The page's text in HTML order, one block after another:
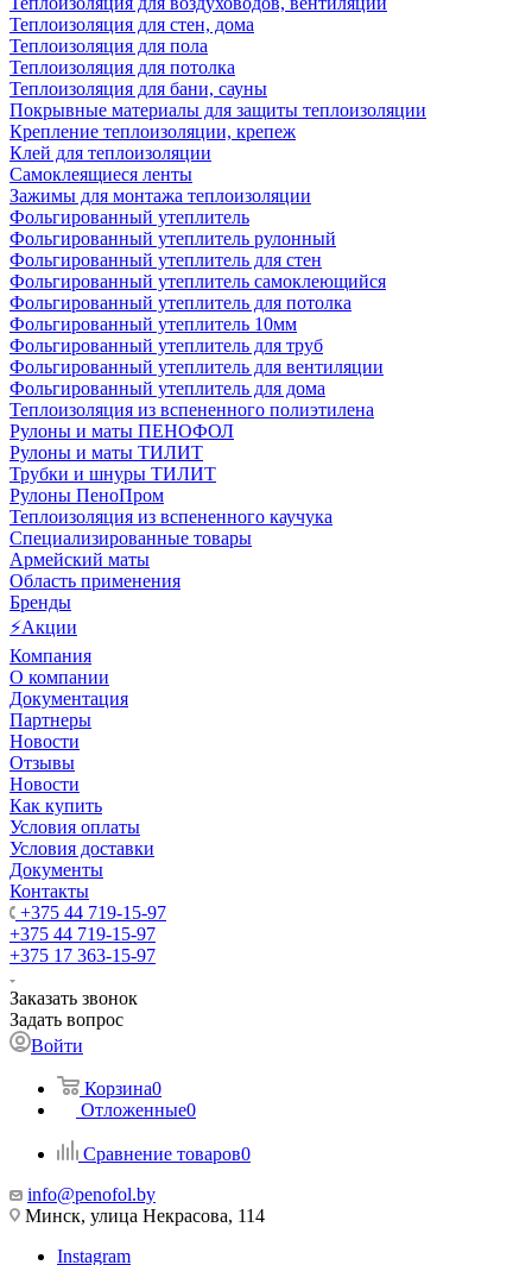
Теплоизоляция для стен, дома
Теплоизоляция для пола
Теплоизоляция для потолка
Теплоизоляция для бани, сауны
Покрывные материалы для защиты теплоизоляции
Крепление теплоизоляции, крепеж
Клей для теплоизоляции
Самоклеящиеся ленты
Зажимы для монтажа теплоизоляции
Фольгированный утеплитель
Фольгированный утеплитель рулонный
Фольгированный утеплитель для стен
Фольгированный утеплитель самоклеющийся
Фольгированный утеплитель для потолка
Фольгированный утеплитель 10мм
Фольгированный утеплитель для труб
Фольгированный утеплитель для вентиляции
Фольгированный утеплитель для дома
Теплоизоляция из вспененного полиэтилена
Рулоны и маты ПЕНОФОЛ
Рулоны и маты ТИЛИТ
Трубки и шнуры ТИЛИТ
Рулоны ПеноПром
Теплоизоляция из вспененного каучука
Специализированные товары
Армейский маты
Область применения
Бренды
⚡Акции
Компания
О компании
Документация
Партнеры
Новости
Отзывы
Новости
Как купить
Условия оплаты
Условия доставки
Документы
Контакты
+375 44 719-15-97
+375 44 719-15-97
+375 17 363-15-97
Заказать звонок
Задать вопрос
Войти
Корзина0
Отложенные0
Сравнение товаров0
info@penofol.by
Минск, улица Некрасова, 114
Instagram